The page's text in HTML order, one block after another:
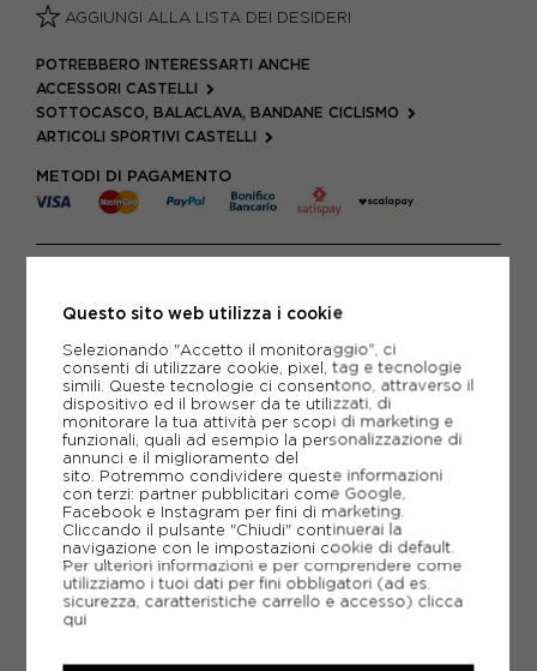
AGGIUNGI ALLA LISTA DEI DESIDERI
POTREBBERO INTERESSARTI ANCHE
ACCESSORI CASTELLI
SOTTOCASCO, BALACLAVA, BANDANE CICLISMO
ARTICOLI SPORTIVI CASTELLI
METODI DI PAGAMENTO
SCHEDA TECNICA
GUIDA ALLE TAGLIE
CONSIGLIATI DA NOI
Questo sito web utilizza i cookie
Selezionando "Accetto il monitoraggio", ci
consenti di utilizzare cookie, pixel, tag e tecnologie
simili. Queste tecnologie ci consentono, attraverso il
dispositivo ed il browser da te utilizzati, di
monitorare la tua attività per scopi di marketing e
funzionali, quali ad esempio la personalizzazione di
annunci e il miglioramento del
sito. Potremmo condividere queste informazioni
con terzi: partner pubblicitari come Google,
Facebook e Instagram per fini di marketing.
Cliccando il pulsante "Chiudi" continuerai la
navigazione con le impostazioni cookie di default.
Per ulteriori informazioni e per comprendere come
utilizziamo i tuoi dati per fini obbligatori (ad es.
sicurezza, caratteristiche carrello e accesso) clicca
qui